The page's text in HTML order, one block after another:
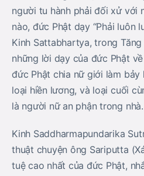
người tu hành phải đối xử với
nào, đức Phật dạy “Phải luôn
Kinh Sattabhartya, trong
những lời dạy của đức Phật
đức Phật chia nữ giới làm bảy
loại hiền lương, và loại cuối
là người nữ an phận trong nhà.
Kinh Saddharmapundarika
thuật chuyện ông Sariputta
tuệ cao nhất của đức Phật,